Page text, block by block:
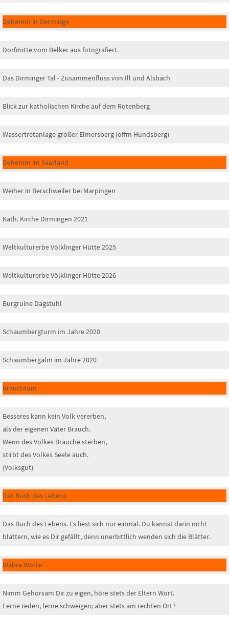
Dehemm in Derminge
Dorfmitte vom Belker aus fotografiert.
Das Dirminger Tal - Zusammenfluss von Ill und Alsbach
Blick zur katholischen Kirche auf dem Rotenberg
Wassertretanlage großer Elmersberg (offm Hundsberg)
Dehemm im Saarland
Weiher in Berschweiler bei Marpingen
Kath. Kirche Dirmingen 2021
Weltkulturerbe Völklinger Hütte 2025
Weltkulturerbe Völklinger Hütte 2026
Burgruine Dagstuhl
Schaumbergturm im Jahre 2020
Schaumbergalm im Jahre 2020
Brauchtum
Besseres kann kein Volk vererben,
als der eigenen Väter Brauch.
Wenn des Volkes Bräuche sterben,
stirbt des Volkes Seele auch.
(Volksgut)
Das Buch des Lebens
Das Buch des Lebens. Es liest sich nur einmal. Du kannst darin nicht
blättern, wie es Dir gefällt, denn unerbittlich wenden sich die Blätter.
Wahre Worte
Nimm Gehorsam Dir zu eigen, höre stets der Eltern Wort.
Lerne reden, lerne schweigen; aber stets am rechten Ort !